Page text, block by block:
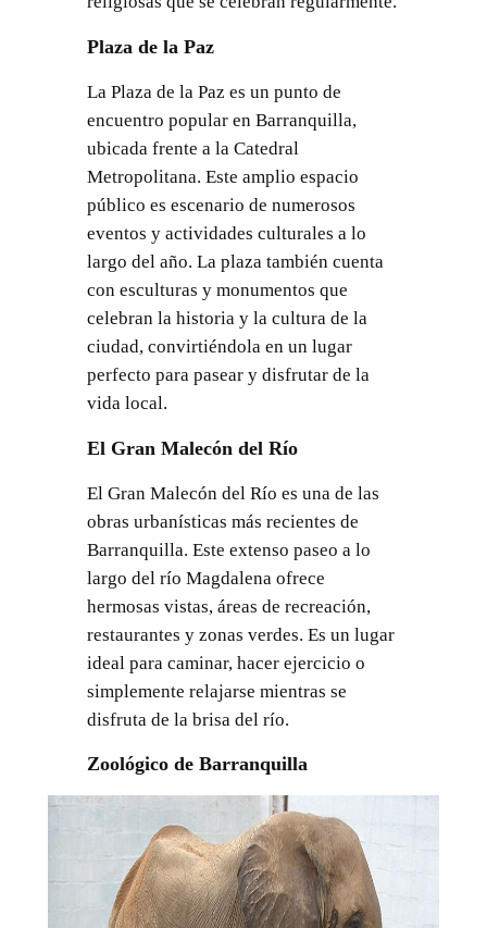
Plaza de la Paz
La Plaza de la Paz es un punto de
encuentro popular en Barranquilla,
ubicada frente a la Catedral
Metropolitana. Este amplio espacio
público es escenario de numerosos
eventos y actividades culturales a lo
largo del año. La plaza también cuenta
con esculturas y monumentos que
celebran la historia y la cultura de la
ciudad, convirtiéndola en un lugar
perfecto para pasear y disfrutar de la
vida local.
El Gran Malecón del Río
El Gran Malecón del Río es una de las
obras urbanísticas más recientes de
Barranquilla. Este extenso paseo a lo
largo del río Magdalena ofrece
hermosas vistas, áreas de recreación,
restaurantes y zonas verdes. Es un lugar
ideal para caminar, hacer ejercicio o
simplemente relajarse mientras se
disfruta de la brisa del río.
Zoológico de Barranquilla